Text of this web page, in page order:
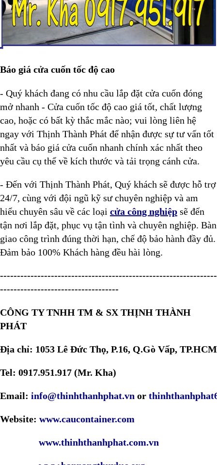
Báo giá cửa cuốn tốc độ cao
- Quý khách đang có nhu cầu lắp đặt cửa cuốn đóng
mở nhanh - Cửa cuốn tốc độ cao giá tốt, chất lượng
cao, hoặc có bất kỳ thắc mắc nào; vui lòng liên hệ
ngay với Thịnh Thành Phát để nhận được sự tư vấn tốt
nhất và báo giá cửa cuốn nhanh chính xác nhất theo
yêu cầu cụ thể về kích thước và tải trọng cánh cửa.
- Đến với Thịnh Thành Phát, Quý khách sẽ được hỗ trợ
24/7, cùng với đội ngũ kỹ sư chuyên nghiệp và am
hiểu chuyên sâu về các loại cửa công nghiệp sẽ đến
tận nơi lắp đặt, phục vụ tận tình và chuyên nghiệp. Bàn
giao công trình đúng thời hạn, chế độ bảo hành đầy đủ.
Đảm bảo 100% Khách hàng đều hài lòng.
----------------------------------------------------------------
-----------------------------------
CÔNG TY TNHH TM & SX THỊNH THÀNH
PHÁT
Địa chỉ: 1053 Lê Đức Thọ, P.16, Q.Gò Vấp, TP.HCM
Tel: 0917.951.917 (Mr. Kha)
Email: info@thinhthanhphat.vn or
Website: www.caucontainer.com
www.thinhthanhphat.com.vn